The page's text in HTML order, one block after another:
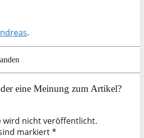
.
eine Meinung zum Artikel?
wird nicht veröffentlicht.
markiert *